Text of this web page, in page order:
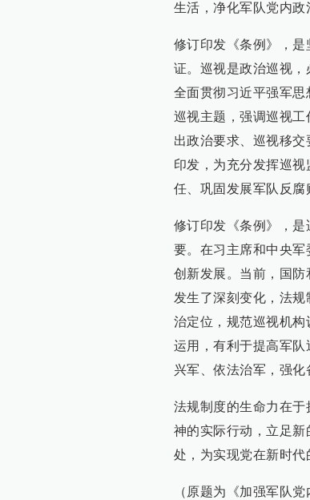
生活，净化军队党内政
修订印发《条例》，
证。巡视是政治巡视，
全面贯彻习近平强军思
巡视主题，强调巡视
出政治要求、巡视移
印发，为充分发挥巡
任、巩固发展军队反腐
修订印发《条例》，
要。在习主席和中央
创新发展。当前，国
发生了深刻变化，法
治定位，规范巡视机
运用，有利于提高军
兴军、依法治军，强化
法规制度的生命力在
神的实际行动，立足
处，为实现党在新时代
（原题为《加强军队